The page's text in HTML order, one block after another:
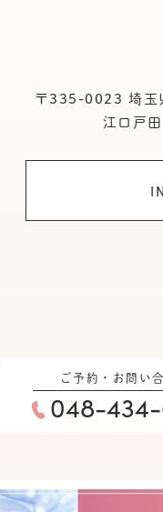
〒335-0023埼玉
江口戸
ご予約・お問い
048-